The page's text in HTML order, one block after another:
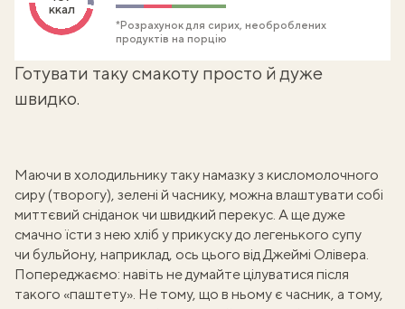
ккал
*Розрахунок для сирих, необроблених
продуктів на порцію
Готувати таку смакоту просто й дуже
швидко.
Маючи в холодильнику таку намазку з кисломолочного
сиру (творогу), зелені й часнику, можна влаштувати собі
миттєвий сніданок чи швидкий перекус. А ще дуже
смачно їсти з нею хліб у прикуску до легенького супу
чи бульйону, наприклад, ось цього від Джеймі Олівера.
Попереджаємо: навіть не думайте цілуватися після
такого «паштету». Не тому, що в ньому є часник, а тому,